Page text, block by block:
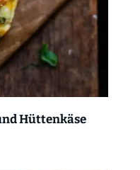
Hüttenkäse